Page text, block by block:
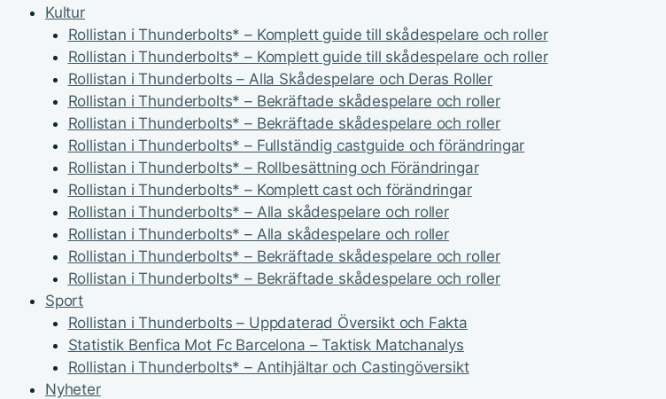
Kultur
Rollistan i Thunderbolts* – Komplett guide till skådespelare och roller
Rollistan i Thunderbolts* – Komplett guide till skådespelare och roller
Rollistan i Thunderbolts – Alla Skådespelare och Deras Roller
Rollistan i Thunderbolts* – Bekräftade skådespelare och roller
Rollistan i Thunderbolts* – Bekräftade skådespelare och roller
Rollistan i Thunderbolts* – Fullständig castguide och förändringar
Rollistan i Thunderbolts* – Rollbesättning och Förändringar
Rollistan i Thunderbolts* – Komplett cast och förändringar
Rollistan i Thunderbolts* – Alla skådespelare och roller
Rollistan i Thunderbolts* – Alla skådespelare och roller
Rollistan i Thunderbolts* – Bekräftade skådespelare och roller
Rollistan i Thunderbolts* – Bekräftade skådespelare och roller
Sport
Rollistan i Thunderbolts – Uppdaterad Översikt och Fakta
Statistik Benfica Mot Fc Barcelona – Taktisk Matchanalys
Rollistan i Thunderbolts* – Antihjältar och Castingöversikt
Nyheter